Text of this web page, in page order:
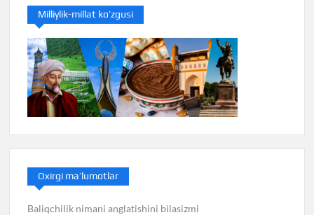
Milliylik-millat ko’zgusi
Oxirgi ma’lumotlar
Baliqchilik nimani anglatishini bilasizmi